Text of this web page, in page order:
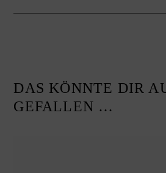
DAS KÖNNTE DIR
GEFALLEN …